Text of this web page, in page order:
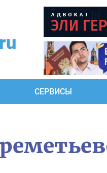
СЕРВИСЫ